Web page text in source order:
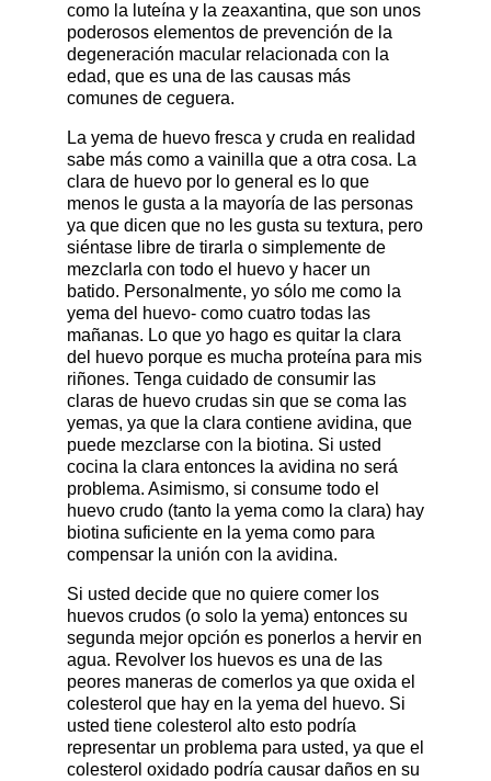
como la luteína y la zeaxantina, que son unos
poderosos elementos de prevención de la
degeneración macular relacionada con la
edad, que es una de las causas más
comunes de ceguera.
La yema de huevo fresca y cruda en realidad
sabe más como a vainilla que a otra cosa. La
clara de huevo por lo general es lo que
menos le gusta a la mayoría de las personas
ya que dicen que no les gusta su textura, pero
siéntase libre de tirarla o simplemente de
mezclarla con todo el huevo y hacer un
batido. Personalmente, yo sólo me como la
yema del huevo- como cuatro todas las
mañanas. Lo que yo hago es quitar la clara
del huevo porque es mucha proteína para mis
riñones. Tenga cuidado de consumir las
claras de huevo crudas sin que se coma las
yemas, ya que la clara contiene avidina, que
puede mezclarse con la biotina. Si usted
cocina la clara entonces la avidina no será
problema. Asimismo, si consume todo el
huevo crudo (tanto la yema como la clara) hay
biotina suficiente en la yema como para
compensar la unión con la avidina.
Si usted decide que no quiere comer los
huevos crudos (o solo la yema) entonces su
segunda mejor opción es ponerlos a hervir en
agua. Revolver los huevos es una de las
peores maneras de comerlos ya que oxida el
colesterol que hay en la yema del huevo. Si
usted tiene colesterol alto esto podría
representar un problema para usted, ya que el
colesterol oxidado podría causar daños en su